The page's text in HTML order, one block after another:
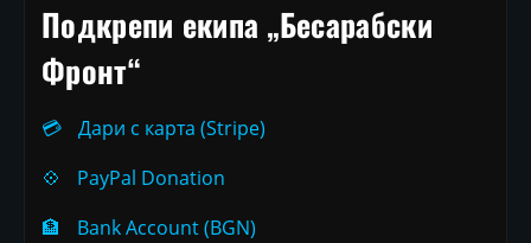
Подкрепи екипа „Бесарабски
Фронт“
💳
Дари с карта (Stripe)
💠
PayPal Donation
🏦
Bank Account (BGN)